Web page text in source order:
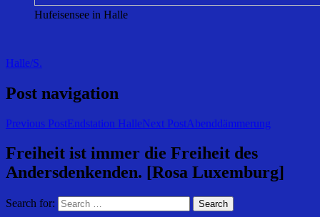
Hufeisensee in Halle
Halle/S.
Post navigation
Previous PostEndstation HalleNext PostAbenddämmerung
Freiheit ist immer die Freiheit des
Andersdenkenden. [Rosa Luxemburg]
Search for: